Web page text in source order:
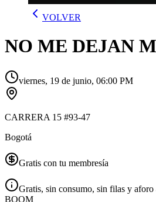
VOLVER
NO ME DEJAN
viernes, 19 de junio, 06:00 PM
CARRERA 15 #93-47
Bogotá
Gratis con tu membresía
Gratis, sin consumo, sin filas y aforo
BOOM